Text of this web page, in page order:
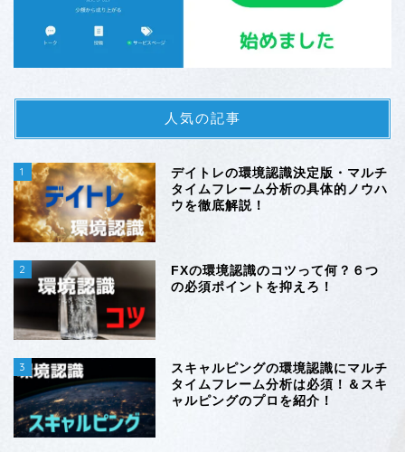
人気の記事
1
デイトレの環境認識決定版・マルチ
タイムフレーム分析の具体的ノウハ
ウを徹底解説！
2
FXの環境認識のコツって何？６つ
の必須ポイントを抑えろ！
3
スキャルピングの環境認識にマルチ
タイムフレーム分析は必須！＆スキ
ャルピングのプロを紹介！